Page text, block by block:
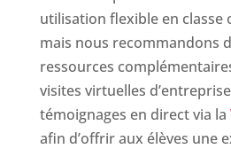
utilisation flexible en classe
mais nous recommandons
ressources
visites virtuelles
témoignages en direct via la
afin d’offrir aux élèves une